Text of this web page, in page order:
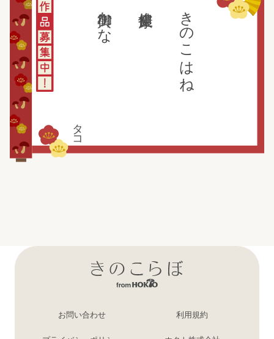
きのこはね
健康担ぐ
御輿かな
タコ
お問い合わせ 利用規約